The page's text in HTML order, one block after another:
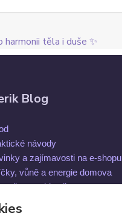
těla i duše ✨
Blog
návody
a zajímavosti na e-shopu
vůně a energie domova
a spiritualita
a magie
a energie těla